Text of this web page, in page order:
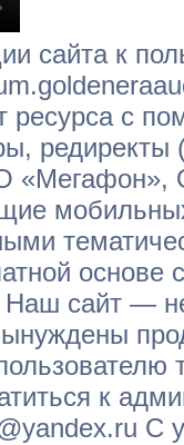
сайта к
ресурса с
основе
сайт —
к
С